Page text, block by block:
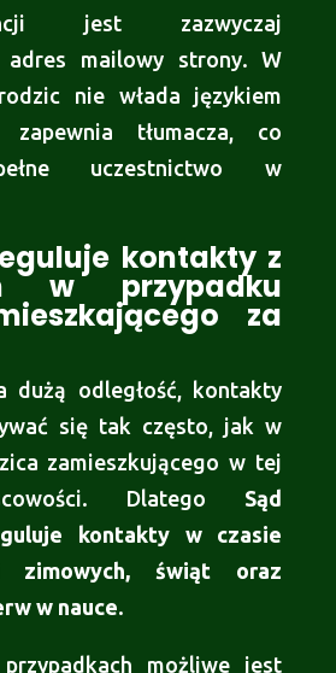
jest zazwyczaj
adres mailowy strony. W
nie włada językiem
zapewnia tłumacza, co
uczestnictwo w
kontakty z
w przypadku
za
dużą odległość, kontakty
się tak często, jak w
zamieszkującego w tej
Dlatego Sąd
kontakty w czasie
zimowych, świąt oraz
w nauce.
możliwe jest